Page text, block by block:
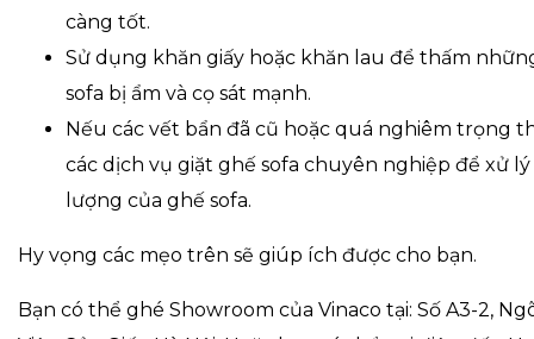
càng tốt.
Sử dụng khăn giấy hoặc khăn lau để thấm
sofa bị ẩm và cọ sát mạnh.
Nếu các vết bẩn đã cũ hoặc quá nghiêm trọng
các dịch vụ giặt ghế sofa chuyên nghiệp để xử
lượng của ghế sofa.
Hy vọng các mẹo trên sẽ giúp ích được cho bạn.
Bạn có thể ghé Showroom của Vinaco tại: Số A3-2,